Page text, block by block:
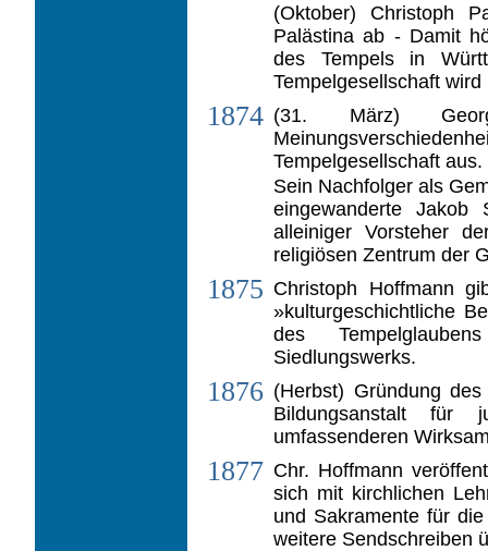
(Oktober) Christoph
Palästina ab - Damit
des Tempels in
Tempelgesellschaft
1874 (31. März)
Tempelgesellschaft aus.
Sein Nachfolger als
eingewanderte Jakob
alleiniger Vorsteher
religiösen Zentrum der
1875 Christoph Hoffmann
»kulturgeschichtliche
des
Siedlungswerks.
1876 (Herbst) Gründung
Bildungsanstalt
umfassenderen
1877 Chr. Hoffmann
sich mit kirchlichen
und Sakramente für
weitere Sendschreiben